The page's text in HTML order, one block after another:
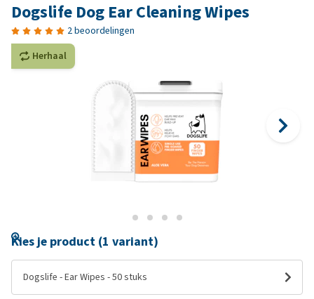
Dogslife Dog Ear Cleaning Wipes
2 beoordelingen
Herhaal
Kies je product (1 variant)
Dogslife - Ear Wipes - 50 stuks